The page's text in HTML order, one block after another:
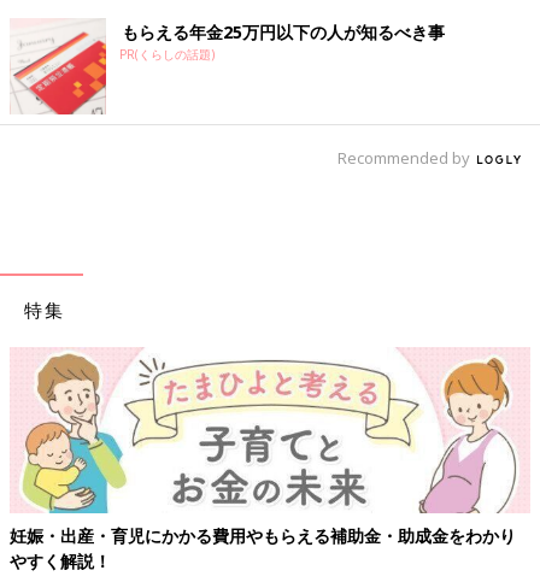
もらえる年金25万円以下の人が知るべき事
PR(くらしの話題)
Recommended by
特集
金・助成金をわかり
【ワクチン接種できるものも】妊婦の感染